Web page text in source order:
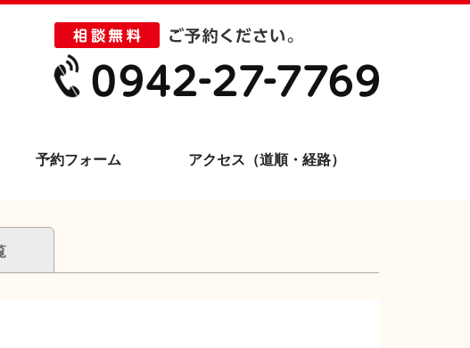
予約フォーム アクセス（道順・経路）